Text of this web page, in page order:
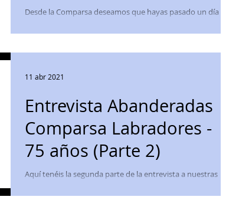
Desde la Comparsa deseamos que hayas pasado un día
#FelizCumpleaños #AbanderadaLabradores
Entrevista Abanderadas
Comparsa Labradores -
75 años (Parte 2)
Aquí tenéis la segunda parte de la entrevista a nuestras
nosotr@s.😍 Sin duda es una...
11 abr 2021